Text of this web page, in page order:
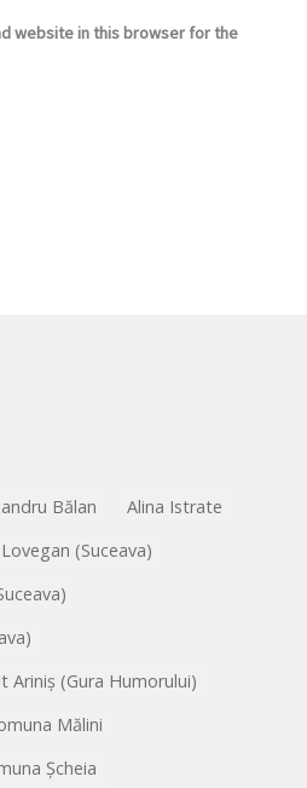
website in this browser for the
Bălan
Alina Istrate
(Suceava)
Ariniș (Gura Humorului)
Mălini
Șcheia